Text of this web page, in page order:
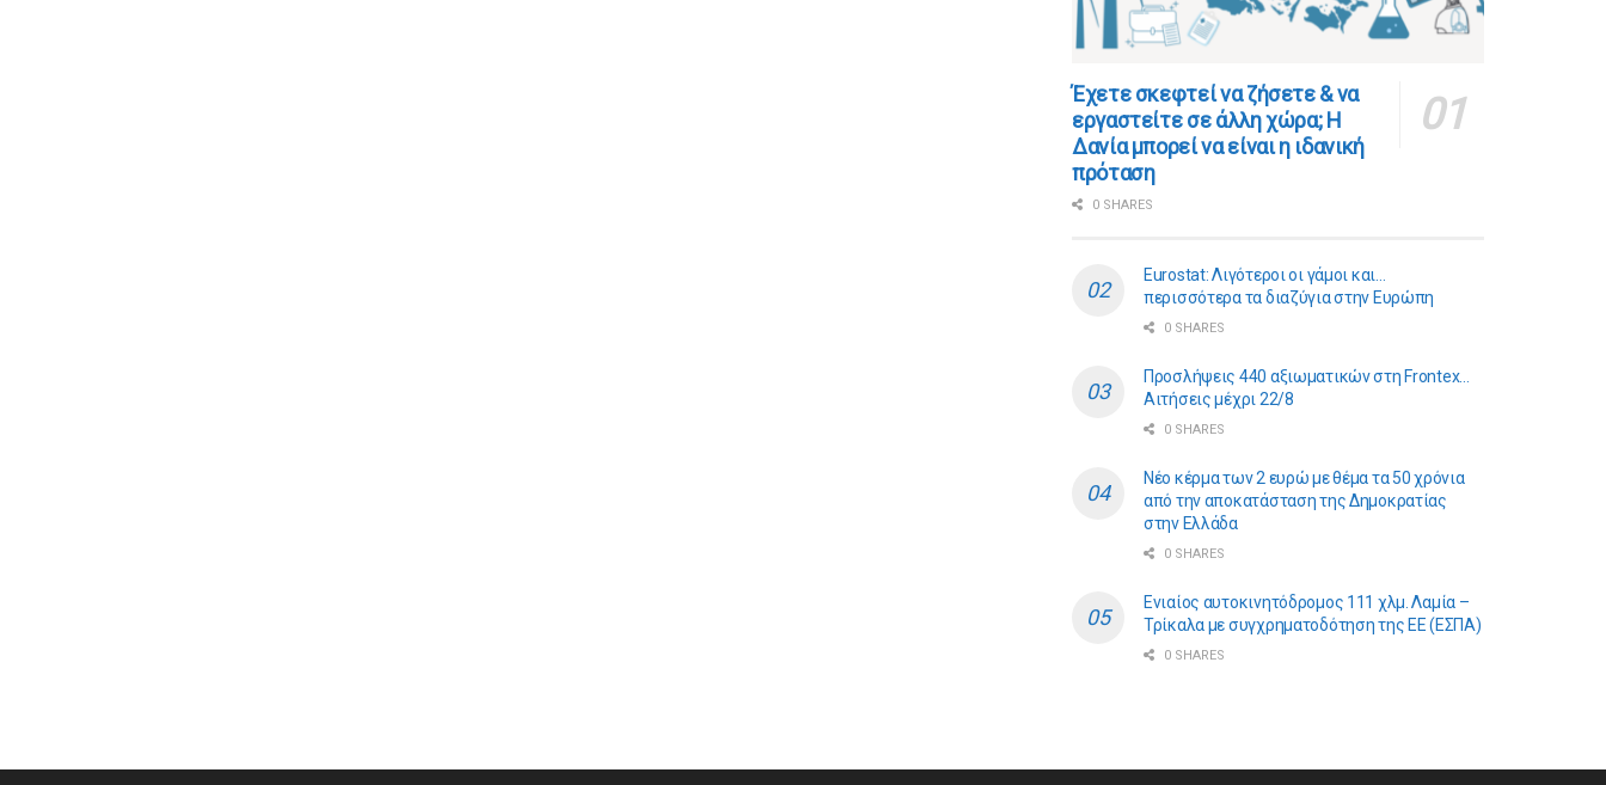
​​Έχετε σκεφτεί να ζήσετε & να
εργαστείτε σε άλλη χώρα; Η
Δανία μπορεί να είναι η ιδανική
πρόταση
0 SHARES
Eurostat: Λιγότεροι οι γάμοι και…
περισσότερα τα διαζύγια στην Ευρώπη
0 SHARES
Προσλήψεις 440 αξιωματικών στη Frontex…
Αιτήσεις μέχρι 22/8
0 SHARES
Νέο κέρμα των 2 ευρώ με θέμα τα 50 χρόνια
από την αποκατάσταση της Δημοκρατίας
στην Ελλάδα
0 SHARES
Ενιαίος αυτοκινητόδρομος 111 χλμ. Λαμία –
Τρίκαλα με συγχρηματοδότηση της ΕE (ΕΣΠΑ)
0 SHARES